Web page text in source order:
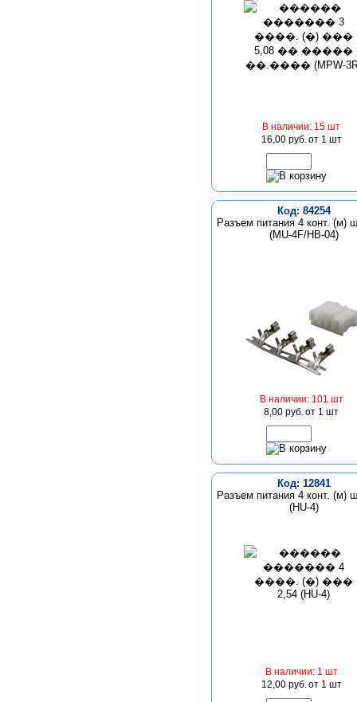
В наличии: 15 шт
16,00 руб.от 1 шт
Код: 84254
Разъем питания 4 конт. (м)
(MU-4F/HB-04)
В наличии: 101 шт
8,00 руб.от 1 шт
Код: 12841
Разъем питания 4 конт. (м)
(HU-4)
В наличии: 1 шт
12,00 руб.от 1 шт